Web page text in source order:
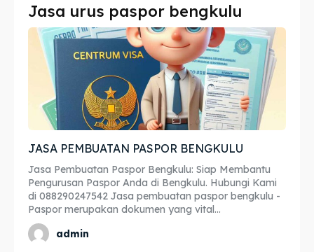
Imta
Legalisir
Apostille
Penerjemah
Asuransi
Blog
Imta
Legalisir
Apostille
Penerjemah
Asuransi
Blog
Jasa urus paspor bengkulu
JASA PEMBUATAN PASPOR BENGKULU
Jasa Pembuatan Paspor Bengkulu: Siap Membantu
Pengurusan Paspor Anda di Bengkulu. Hubungi Kami
di 088290247542 Jasa pembuatan paspor bengkulu -
Paspor merupakan dokumen yang vital...
admin